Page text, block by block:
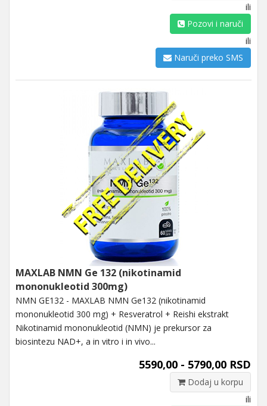
ili
Pozovi i naruči
ili
Naruči preko SMS
MAXLAB NMN Ge 132 (nikotinamid
mononukleotid 300mg)
NMN GE132 - MAXLAB NMN Ge132 (nikotinamid
mononukleotid 300 mg) + Resveratrol + Reishi ekstrakt
Nikotinamid mononukleotid (NMN) je prekursor za
biosintezu NAD+, a in vitro i in vivo...
5590,00 - 5790,00 RSD
Dodaj u korpu
ili